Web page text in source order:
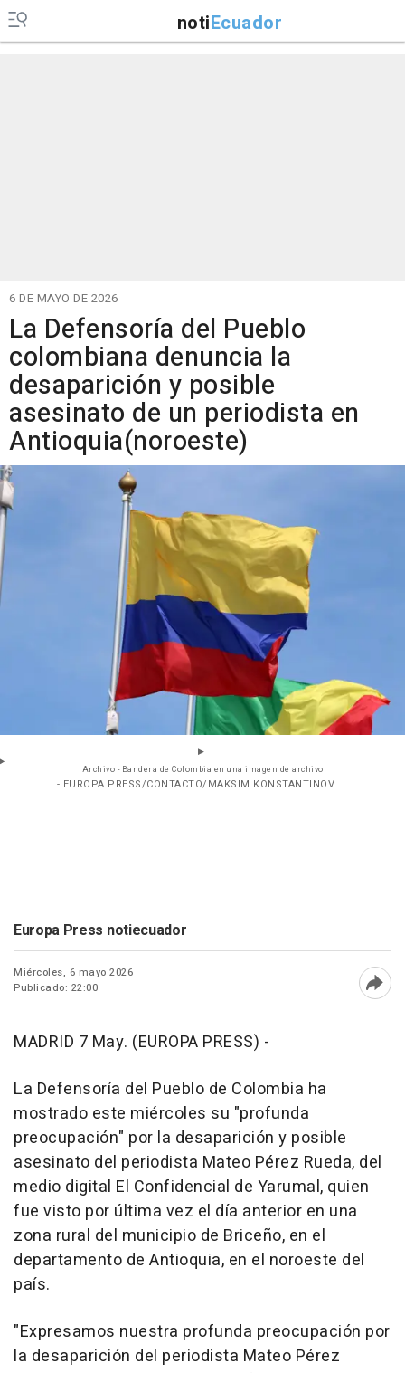
notiEcuador
6 DE MAYO DE 2026
La Defensoría del Pueblo
colombiana denuncia la
desaparición y posible
asesinato de un periodista en
Antioquia(noroeste)
Archivo - Bandera de Colombia en una imagen de archivo
- EUROPA PRESS/CONTACTO/MAKSIM KONSTANTINOV
Europa Press notiecuador
Miércoles, 6 mayo 2026
Publicado: 22:00
MADRID 7 May. (EUROPA PRESS) -
La Defensoría del Pueblo de Colombia ha
mostrado este miércoles su "profunda
preocupación" por la desaparición y posible
asesinato del periodista Mateo Pérez Rueda, del
medio digital El Confidencial de Yarumal, quien
fue visto por última vez el día anterior en una
zona rural del municipio de Briceño, en el
departamento de Antioquia, en el noroeste del
país.
"Expresamos nuestra profunda preocupación por
la desaparición del periodista Mateo Pérez